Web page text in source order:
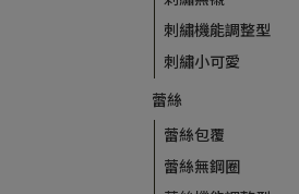
刺繡機能調整型
刺繡小可愛
蕾絲
蕾絲包覆
蕾絲無鋼圈